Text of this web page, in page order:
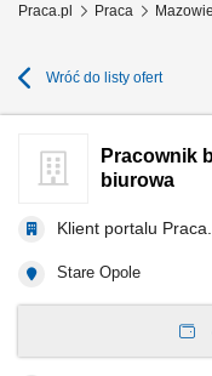
Praca.pl Praca
Wróć do listy ofert
Pracownik
biurowa
Klient portalu
Stare Opole